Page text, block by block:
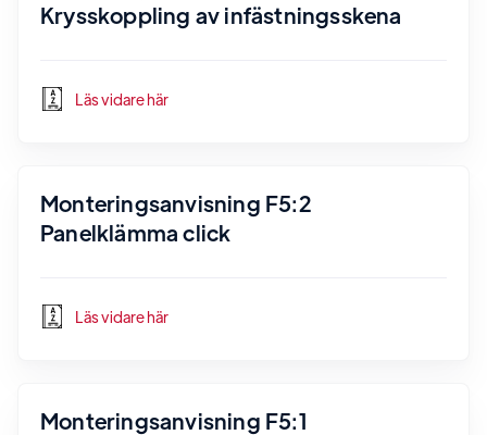
Krysskoppling av infästningsskena
Läs vidare här
Monteringsanvisning F5:2
Panelklämma click
Läs vidare här
Monteringsanvisning F5:1